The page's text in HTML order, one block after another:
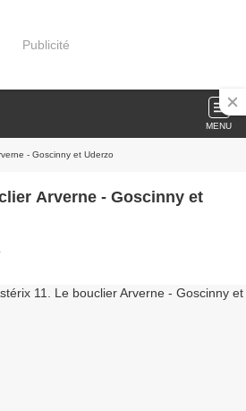
Publicité
MENU
- Goscinny et Uderzo
Arverne - Goscinny et